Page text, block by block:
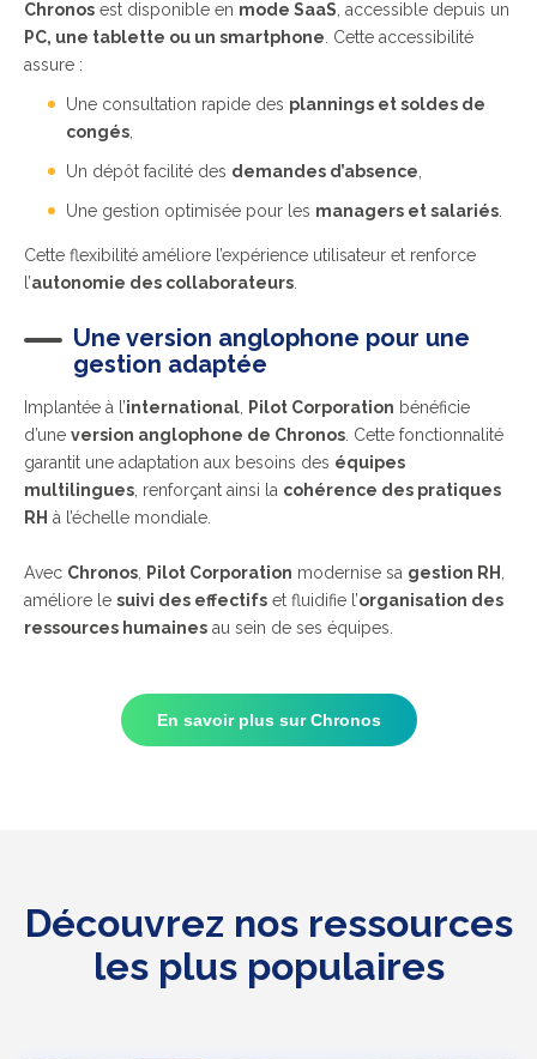
Chronos est disponible en mode SaaS , accessible depuis un
PC, une tablette ou un smartphone . Cette accessibilité
assure :
Une consultation rapide des plannings et soldes de
congés
Un dépôt facilité des demandes d’absence
Une gestion optimisée pour les managers et salariés
Cette flexibilité améliore l’expérience utilisateur et renforce
l’autonomie des collaborateurs
Une version anglophone pour une
gestion adaptée
Implantée à l’international Pilot Corporation bénéficie
d’une version anglophone de Chronos . Cette fonctionnalité
garantit une adaptation aux besoins des équipes
multilingues , renforçant ainsi la cohérence des pratiques
RH à l’échelle mondiale.
Avec Chronos Pilot Corporation modernise sa gestion RH
améliore le suivi des effectifs et fluidifie l’organisation des
ressources humaines au sein de ses équipes.
En savoir plus sur Chronos
Découvrez nos ressources
les plus populaires